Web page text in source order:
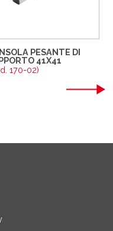
PESANTE DI
41X41
170-02)